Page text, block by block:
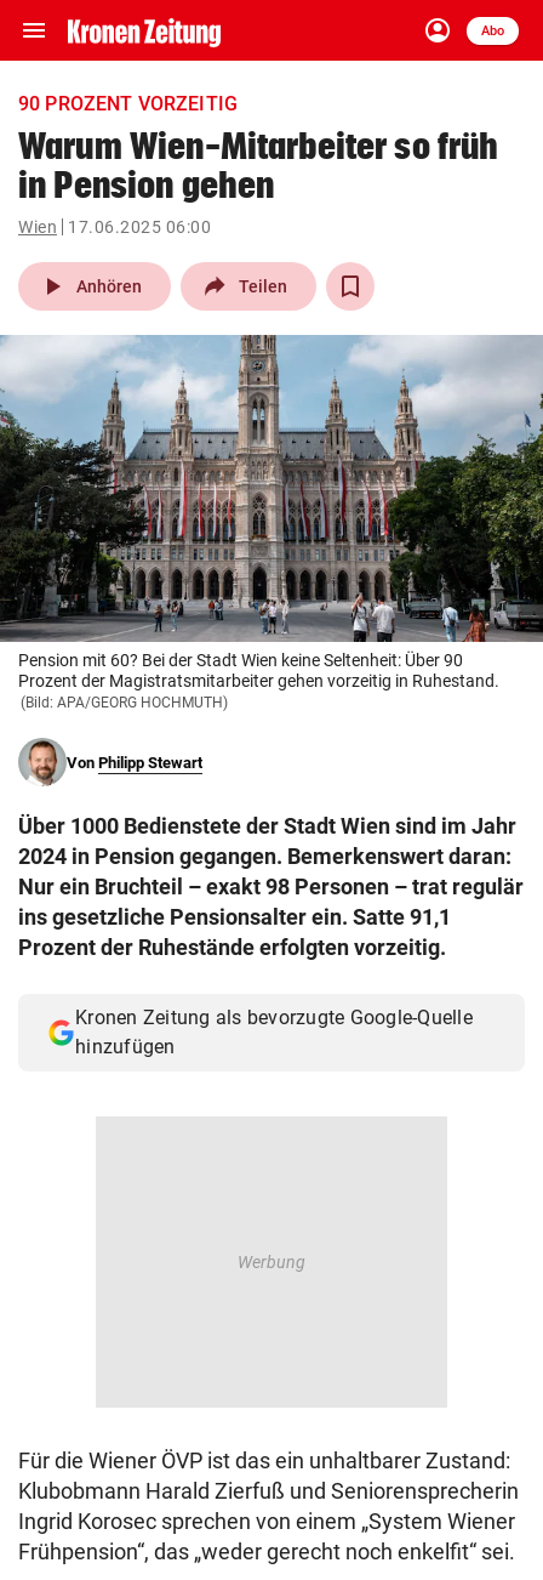
menu Navigation
ein-/ausklappen
account_circle
Anmelden
Abo
close Schließen
account_circle Anmelden
pin_drop
Wien arrow_right
bookmark
Suchbegriff
eingeben
© Krone Multimedia GmbH & Co KG 2026
Muthgasse 2, 1190 Wien
90 PROZENT VORZEITIG
Warum Wien-Mitarbeiter so früh
in Pension gehen
Wien 17.06.2025 06:00
play_arrow Anhören Teilen
Pension mit 60? Bei der Stadt Wien keine Seltenheit: Über 90
Prozent der Magistratsmitarbeiter gehen vorzeitig in Ruhestand.
(Bild: APA/GEORG HOCHMUTH)
Von Philipp Stewart
Über 1000 Bedienstete der Stadt Wien sind im Jahr
2024 in Pension gegangen. Bemerkenswert daran:
Nur ein Bruchteil – exakt 98 Personen – trat regulär
ins gesetzliche Pensionsalter ein. Satte 91,1
Prozent der Ruhestände erfolgten vorzeitig.
Kronen Zeitung als bevorzugte Google-Quelle
hinzufügen
Für die Wiener ÖVP ist das ein unhaltbarer Zustand:
Klubobmann Harald Zierfuß und Seniorensprecherin
Ingrid Korosec sprechen von einem „System Wiener
Frühpension“, das „weder gerecht noch enkelfit“ sei.